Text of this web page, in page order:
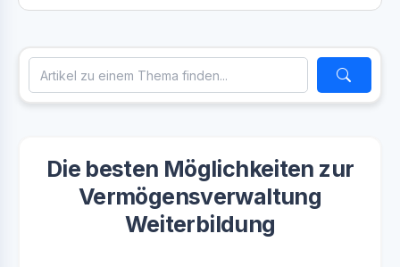
Die besten Möglichkeiten zur
Vermögensverwaltung
Weiterbildung